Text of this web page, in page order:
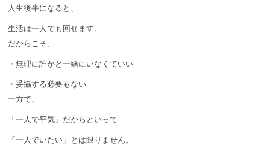
人生後半になると、
生活は一人でも回せます。
だからこそ、
・無理に誰かと一緒にいなくていい
・妥協する必要もない
一方で、
「一人で平気」だからといって
「一人でいたい」とは限りません。